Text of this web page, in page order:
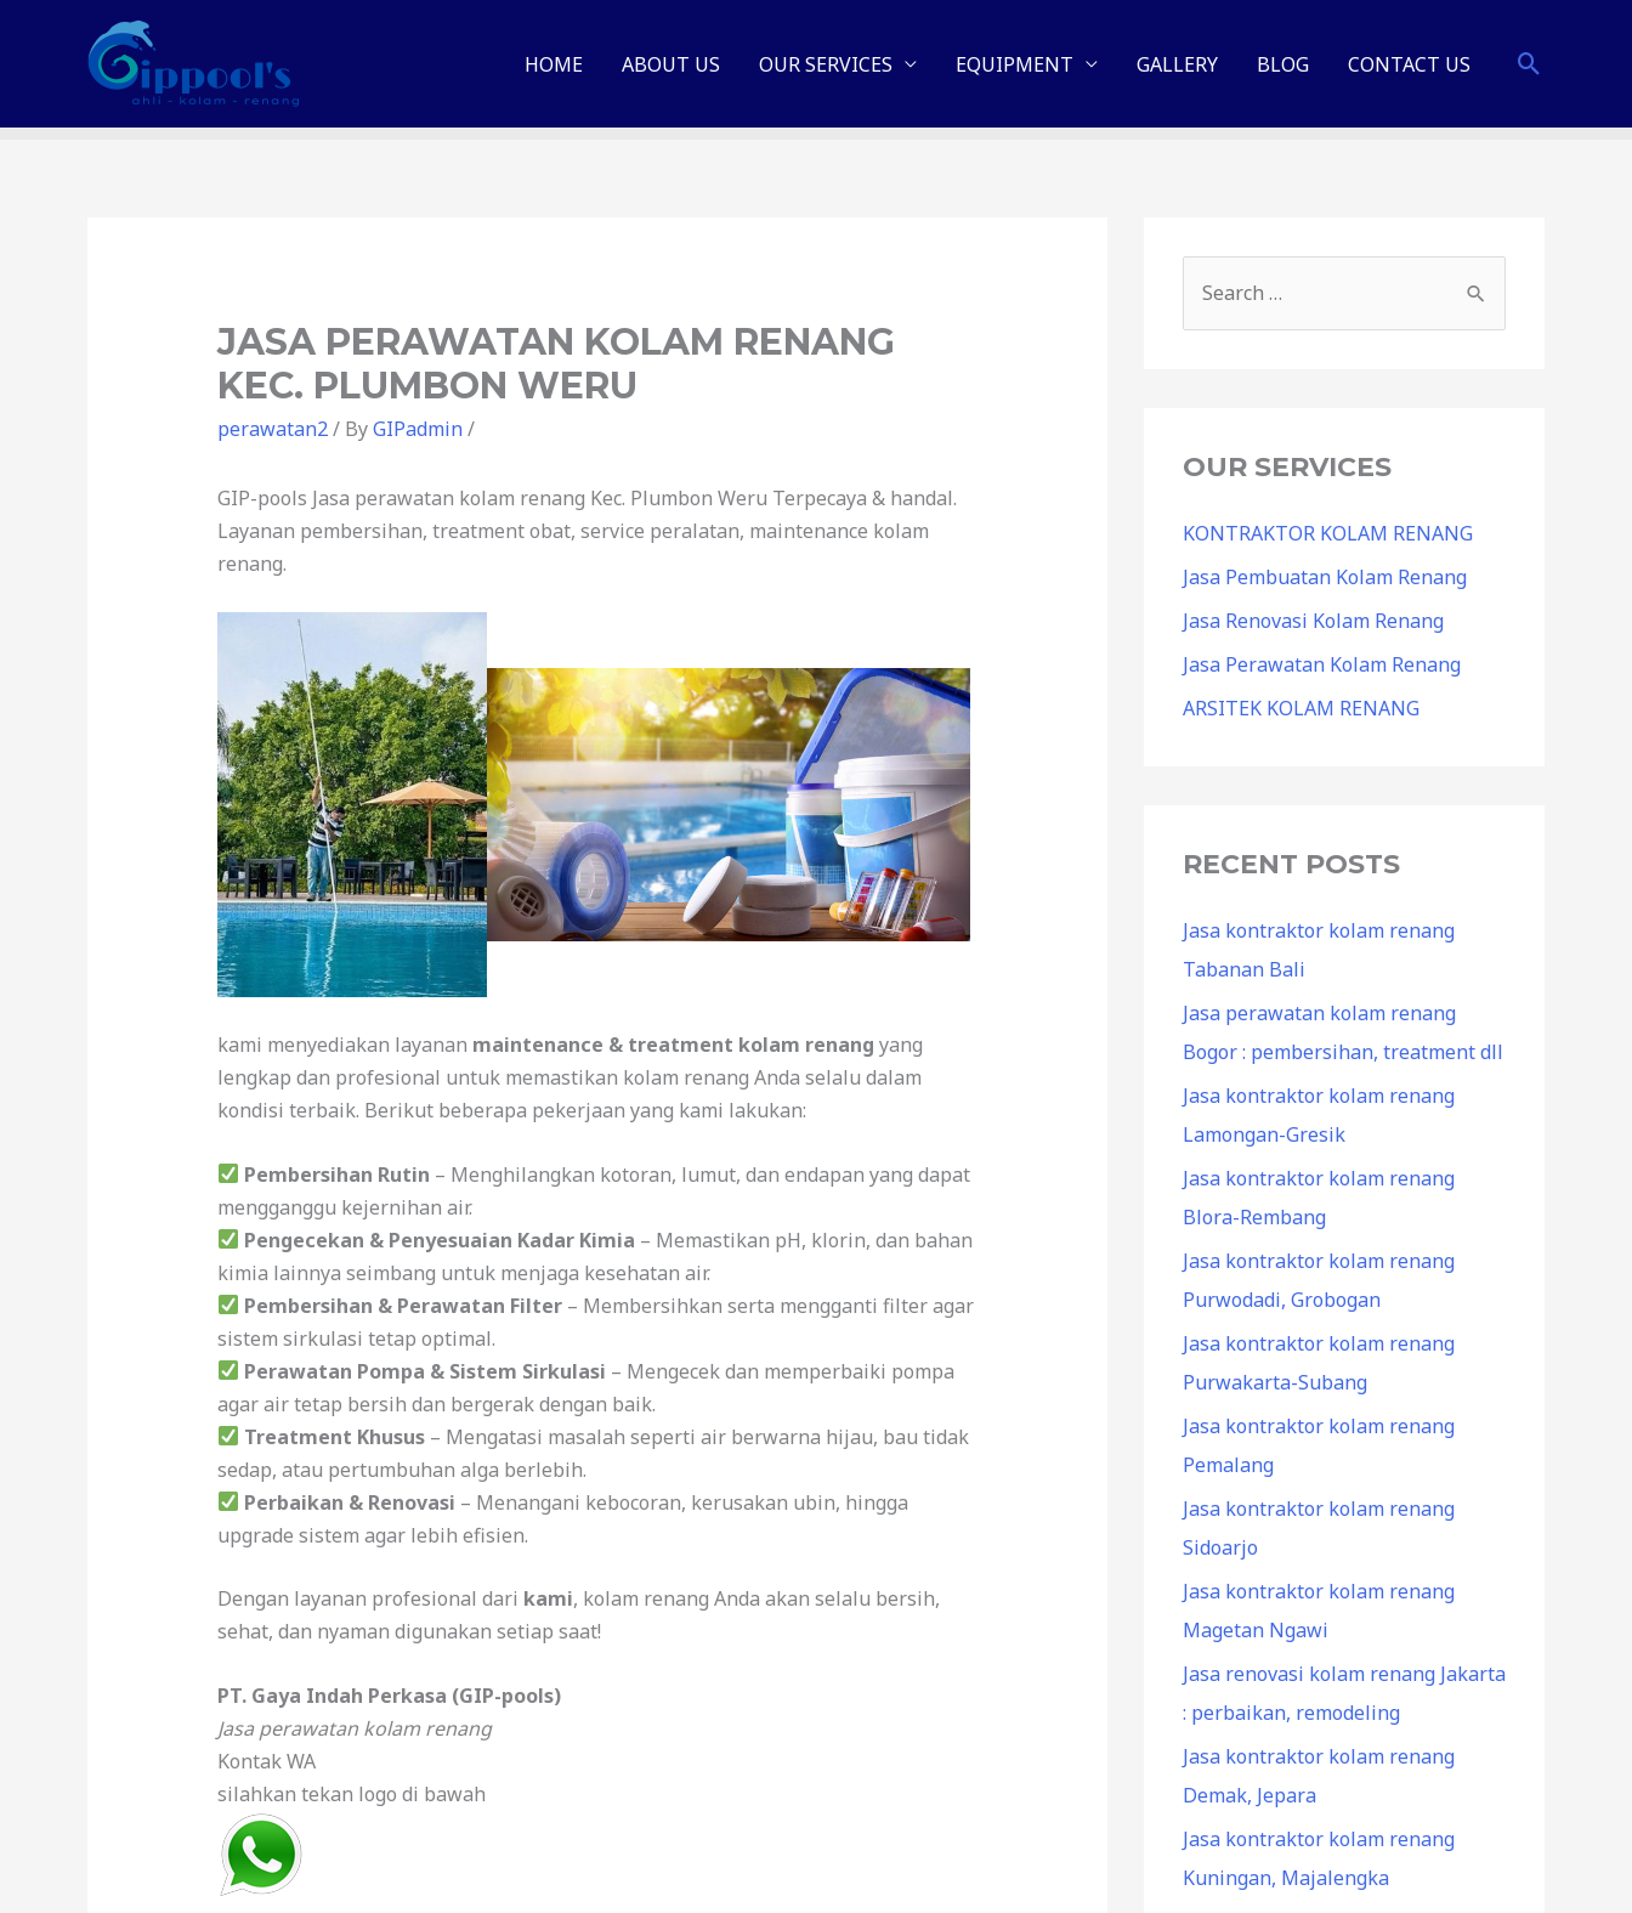
HOME ABOUT US OUR SERVICES EQUIPMENT GALLERY BLOG CONTACT US
JASA PERAWATAN KOLAM RENANG
KEC. PLUMBON WERU
perawatan2/ ByGIPadmin/
GIP-pools Jasa perawatan kolam renang Kec. Plumbon Weru Terpecaya & handal.
Layanan pembersihan, treatment obat, service peralatan, maintenance kolam
renang.
kami menyediakan layanan maintenance & treatment kolam renang yang
lengkap dan profesional untuk memastikan kolam renang Anda selalu dalam
kondisi terbaik. Berikut beberapa pekerjaan yang kami lakukan:
Pembersihan Rutin – Menghilangkan kotoran, lumut, dan endapan yang dapat
mengganggu kejernihan air.
Pengecekan & Penyesuaian Kadar Kimia – Memastikan pH, klorin, dan bahan
kimia lainnya seimbang untuk menjaga kesehatan air.
Pembersihan & Perawatan Filter– Membersihkan serta mengganti filter agar
sistem sirkulasi tetap optimal.
Perawatan Pompa & Sistem Sirkulasi – Mengecek dan memperbaiki pompa
agar air tetap bersih dan bergerak dengan baik.
Treatment Khusus– Mengatasi masalah seperti air berwarna hijau, bau tidak
sedap, atau pertumbuhan alga berlebih.
Perbaikan & Renovasi – Menangani kebocoran, kerusakan ubin, hingga
upgrade sistem agar lebih efisien.
Dengan layanan profesional dari kami, kolam renang Anda akan selalu bersih,
sehat, dan nyaman digunakan setiap saat!
PT. Gaya Indah Perkasa (GIP-pools)
Jasa perawatan kolam renang
Kontak WA
silahkan tekan logo di bawah
OUR SERVICES
KONTRAKTOR KOLAM RENANG
Jasa Pembuatan Kolam Renang
Jasa Renovasi Kolam Renang
Jasa Perawatan Kolam Renang
ARSITEK KOLAM RENANG
RECENT POSTS
Jasa kontraktor kolam renang
Tabanan Bali
Jasa perawatan kolam renang
Bogor : pembersihan, treatment dll
Jasa kontraktor kolam renang
Lamongan-Gresik
Jasa kontraktor kolam renang
Blora-Rembang
Jasa kontraktor kolam renang
Purwodadi, Grobogan
Jasa kontraktor kolam renang
Purwakarta-Subang
Jasa kontraktor kolam renang
Pemalang
Jasa kontraktor kolam renang
Sidoarjo
Jasa kontraktor kolam renang
Magetan Ngawi
Jasa renovasi kolam renang Jakarta
: perbaikan, remodeling
Jasa kontraktor kolam renang
Demak, Jepara
Jasa kontraktor kolam renang
Kuningan, Majalengka